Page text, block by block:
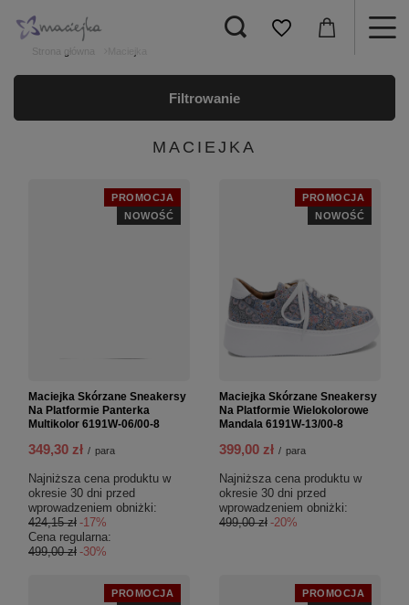
Strona główna
Filtrowanie
MACIEJKA
PROMOCJA
NOWOŚĆ
Maciejka Skórzane Sneakersy
Na Platformie Panterka
Multikolor 6191W-06/00-8
349,30 zł / para
Najniższa cena produktu w
okresie 30 dni przed
wprowadzeniem obniżki:
424,15 zł -17%
Cena regularna:
499,00 zł -30%
PROMOCJA
NOWOŚĆ
Maciejka Skórzane Sneakersy
Na Platformie Wielokolorowe
Mandala 6191W-13/00-8
399,00 zł / para
Najniższa cena produktu w
okresie 30 dni przed
wprowadzeniem obniżki:
499,00 zł -20%
PROMOCJA
PROMOCJA